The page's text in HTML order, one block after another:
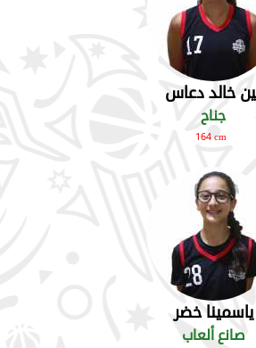
خالد دعاس
جناح
164 cm
ياسمينا خضر
صانع ألعاب